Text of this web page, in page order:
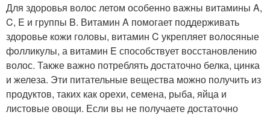
Для здоровья волос летом особенно важны витамины A,
C, E и группы B. Витамин A помогает поддерживать
здоровье кожи головы, витамин C укрепляет волосяные
фолликулы, а витамин E способствует восстановлению
волос. Также важно потреблять достаточно белка, цинка
и железа. Эти питательные вещества можно получить из
продуктов, таких как орехи, семена, рыба, яйца и
листовые овощи. Если вы не получаете достаточно